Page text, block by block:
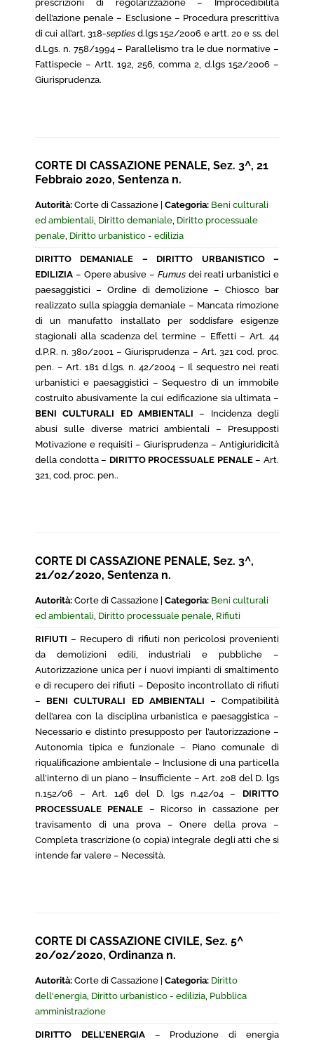
prescrizioni di regolarizzazione – Improcedibilità
dell’azione penale – Esclusione – Procedura prescrittiva
di cui all’art. 318-septiesd.lgs 152/2006 e artt. 20 e ss. del
d.Lgs. n. 758/1994 – Parallelismo tra le due normative –
Fattispecie – Artt. 192, 256, comma 2, d.lgs 152/2006 –
Giurisprudenza.
CORTE DI CASSAZIONE PENALE, Sez. 3^, 21
Febbraio 2020, Sentenza n.
Autorità: Corte di Cassazione | Categoria: Beni culturali
ed ambientali, Diritto demaniale, Diritto processuale
penale, Diritto urbanistico - edilizia
DIRITTO DEMANIALE – DIRITTO URBANISTICO –
EDILIZIA – Opere abusive – Fumusdei reati urbanistici e
paesaggistici – Ordine di demolizione – Chiosco bar
realizzato sulla spiaggia demaniale – Mancata rimozione
di un manufatto installato per soddisfare esigenze
stagionali alla scadenza del termine – Effetti – Art. 44
d.P.R. n. 380/2001 – Giurisprudenza – Art. 321 cod. proc.
pen. – Art. 181 d.lgs. n. 42/2004 – Il sequestro nei reati
urbanistici e paesaggistici – Sequestro di un immobile
costruito abusivamente la cui edificazione sia ultimata –
BENI CULTURALI ED AMBIENTALI – Incidenza degli
abusi sulle diverse matrici ambientali – Presupposti
Motivazione e requisiti – Giurisprudenza – Antigiuridicità
della condotta – DIRITTO PROCESSUALE PENALE– Art.
321, cod. proc. pen..
CORTE DI CASSAZIONE PENALE, Sez. 3^,
21/02/2020, Sentenza n.
Autorità: Corte di Cassazione | Categoria: Beni culturali
ed ambientali, Diritto processuale penale, Rifiuti
RIFIUTI – Recupero di rifiuti non pericolosi provenienti
da demolizioni edili, industriali e pubbliche –
Autorizzazione unica per i nuovi impianti di smaltimento
e di recupero dei rifiuti – Deposito incontrollato di rifiuti
– BENI CULTURALI ED AMBIENTALI – Compatibilità
dell’area con la disciplina urbanistica e paesaggistica –
Necessario e distinto presupposto per l’autorizzazione –
Autonomia tipica e funzionale – Piano comunale di
riqualificazione ambientale – Inclusione di una particella
all’interno di un piano – Insufficiente – Art. 208 del D. lgs
n.152/06 – Art. 146 del D. lgs n.42/04 – DIRITTO
PROCESSUALE PENALE – Ricorso in cassazione per
travisamento di una prova – Onere della prova –
Completa trascrizione (o copia) integrale degli atti che si
intende far valere – Necessità.
CORTE DI CASSAZIONE CIVILE, Sez. 5^
20/02/2020, Ordinanza n.
Autorità: Corte di Cassazione | Categoria: Diritto
dell'energia, Diritto urbanistico - edilizia, Pubblica
amministrazione
DIRITTO DELL’ENERGIA– Produzione di energia